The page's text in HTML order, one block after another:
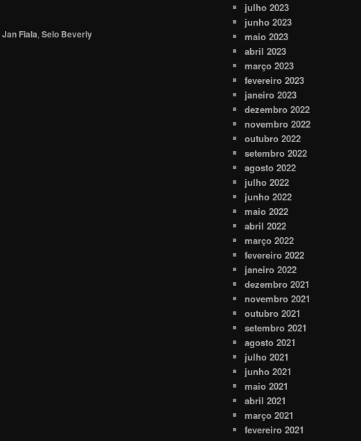
Jan Fiala, Selo Beverly
julho 2023
junho 2023
maio 2023
abril 2023
março 2023
fevereiro 2023
janeiro 2023
dezembro 2022
novembro 2022
outubro 2022
setembro 2022
agosto 2022
julho 2022
junho 2022
maio 2022
abril 2022
março 2022
fevereiro 2022
janeiro 2022
dezembro 2021
novembro 2021
outubro 2021
setembro 2021
agosto 2021
julho 2021
junho 2021
maio 2021
abril 2021
março 2021
fevereiro 2021